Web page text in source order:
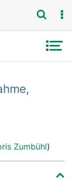
Zumbühl)